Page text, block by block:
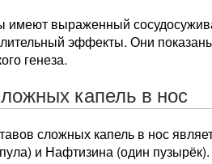
имеют выраженный
эффекты. Они
генеза.
капель в нос
сложных капель в нос
и Нафтизина (один пузырёк).